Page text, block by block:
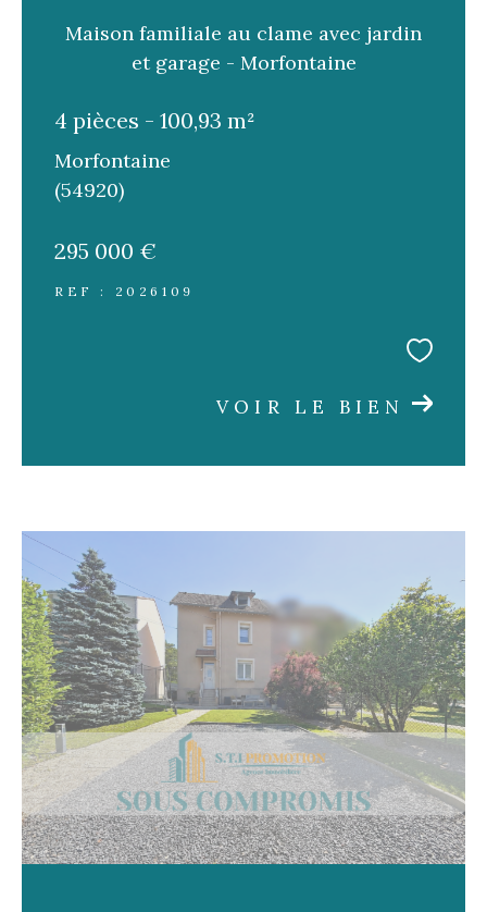
Maison familiale au clame avec jardin
et garage - Morfontaine
4 pièces - 100,93 m²
Morfontaine
(54920)
295 000 €
REF : 2026109
VOIR LE BIEN